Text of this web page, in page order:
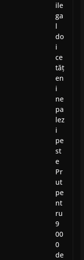
ile
ga
l
do
i
ce
tăț
en
i
ne
pa
lez
i
pe
st
e
Pr
ut
pe
nt
ru
9
00
0
de